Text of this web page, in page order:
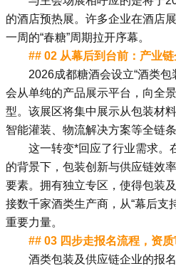
的酒店预热展。许多企业在酒店
一周的“春糖”周期拉开序幕。
## 02 从幕后到台前：产业
2026成都糖酒会设立“酒类包
会从单纯的产品展示平台，向全
型。该展区将集中展示从包装材
智能灌装、物流解决方案等全链条
这一转变*回应了行业需求。
的背景下，包装创新与供应链效
要素。拥有独立专区，使得包装
接数千家酒类生产商，从“幕后支
重要力量。
## 03 四步走报名流程，资
酒类包装及供应链企业的报